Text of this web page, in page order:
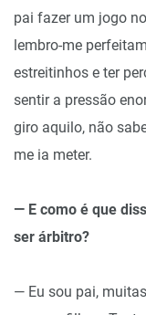
pai fazer um jogo
lembro-me
estreitinhos e ter
sentir a pressão
giro aquilo, não
me ia meter.
— E como é que
ser árbitro?
— Eu sou pai,